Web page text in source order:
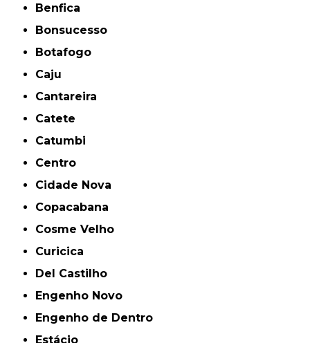
Benfica
Bonsucesso
Botafogo
Caju
Cantareira
Catete
Catumbi
Centro
Cidade Nova
Copacabana
Cosme Velho
Curicica
Del Castilho
Engenho Novo
Engenho de Dentro
Estácio